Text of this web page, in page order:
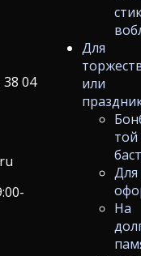
Для
или
той
Для
На
38 04